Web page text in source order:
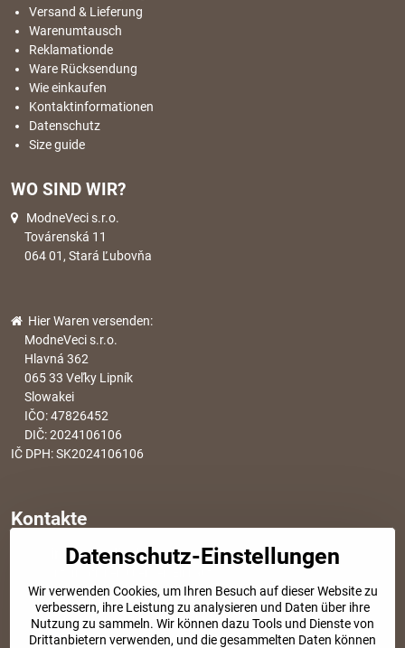
Versand & Lieferung
Warenumtausch
Reklamationde
Ware Rücksendung
Wie einkaufen
Kontaktinformationen
Datenschutz
Size guide
WO SIND WIR?
ModneVeci s.r.o.
Továrenská 11
064 01, Stará Ľubovňa
Hier Waren versenden:
ModneVeci s.r.o.
Hlavná 362
065 33 Veľky Lipník
Slowakei
IČO: 47826452
DIČ: 2024106106
IČ DPH: SK2024106106
Kontakte
info​@modischesachen​.de
+421 917 917 801
Tel. Kundenservice von 8:30 bis 15:00
Datenschutz-Einstellungen
Wir verwenden Cookies, um Ihren Besuch auf dieser Website zu
verbessern, ihre Leistung zu analysieren und Daten über ihre
Nutzung zu sammeln. Wir können dazu Tools und Dienste von
Drittanbietern verwenden, und die gesammelten Daten können